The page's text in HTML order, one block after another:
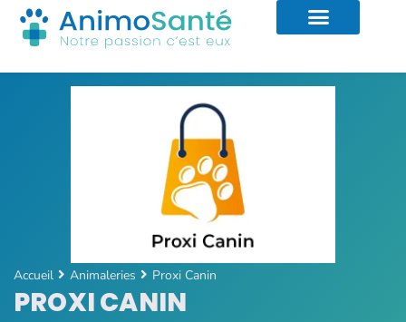
Accueil Animaleries Proxi Canin
PROXI CANIN